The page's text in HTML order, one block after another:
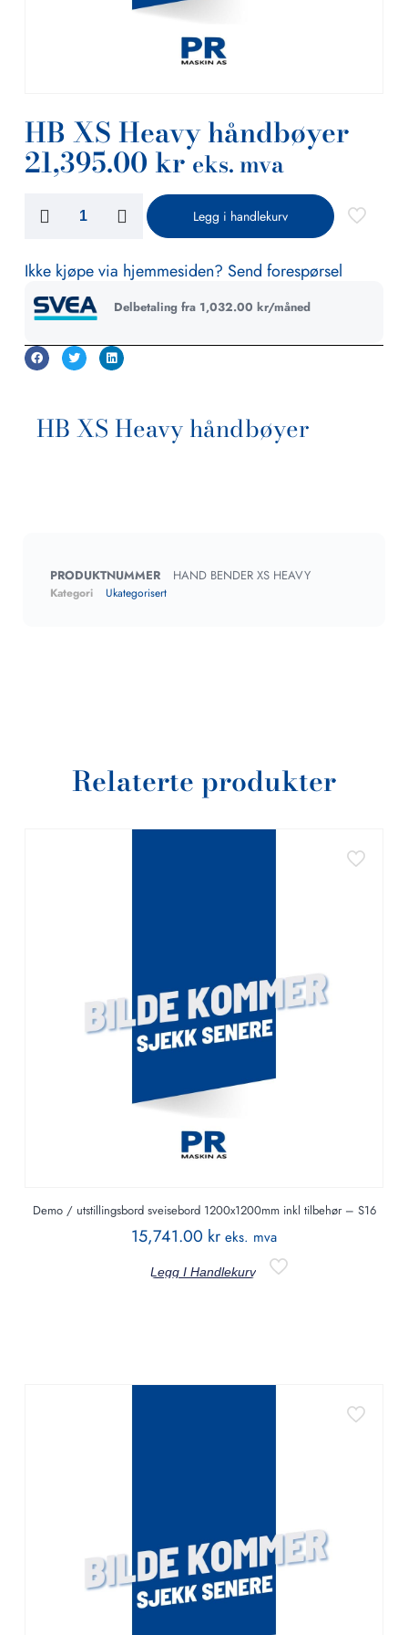
HB XS Heavy håndbøyer
21,395.00kr eks. mva
Legg i handlekurv
Ikke kjøpe via hjemmesiden? Send forespørsel
Delbetaling fra 1,032.00 kr/måned
HB XS Heavy håndbøyer
PRODUKTNUMMER HAND BENDER XS HEAVY
Kategori Ukategorisert
Relaterte produkter
Demo / utstillingsbord sveisebord 1200x1200mm inkl tilbehør – S16
15,741.00 kr eks. mva
Legg I Handlekurv